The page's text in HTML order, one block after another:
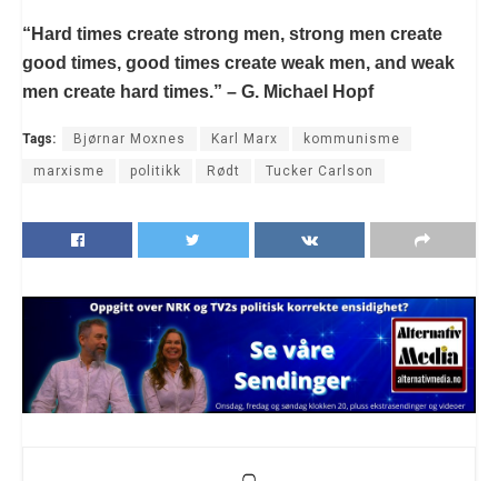
“Hard times create strong men, strong men create
good times, good times create weak men, and weak
men create hard times.” – G. Michael Hopf
Tags: Bjørnar Moxnes Karl Marx kommunisme
marxisme politikk Rødt Tucker Carlson